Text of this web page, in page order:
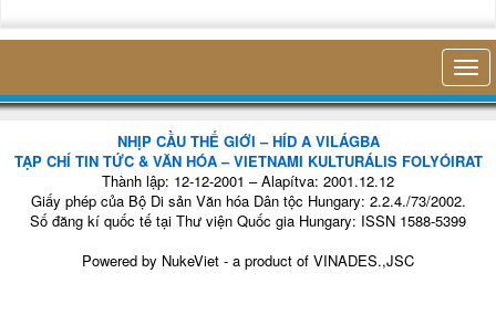
NHỊP CẦU THẾ GIỚI – HÍD A VILÁGBA
TẠP CHÍ TIN TỨC & VĂN HÓA – VIETNAMI KULTURÁLIS FOLYÓIRAT
Thành lập: 12-12-2001 – Alapítva: 2001.12.12
Giấy phép của Bộ Di sản Văn hóa Dân tộc Hungary: 2.2.4./73/2002.
Số đăng kí quốc tế tại Thư viện Quốc gia Hungary: ISSN 1588-5399
Powered by NukeViet - a product of VINADES.,JSC